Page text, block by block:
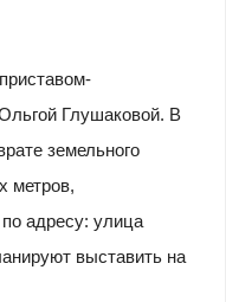
Глушаковой. В
земельного
метров,
адресу: улица
выставить на